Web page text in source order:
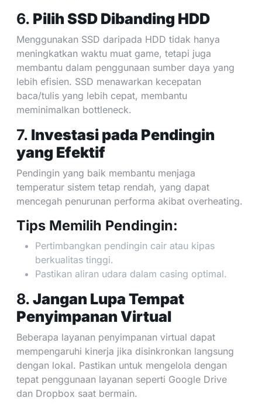
6. Pilih SSD Dibanding HDD
Menggunakan SSD daripada HDD tidak hanya
meningkatkan waktu muat game, tetapi juga
membantu dalam penggunaan sumber daya yang
lebih efisien. SSD menawarkan kecepatan
baca/tulis yang lebih cepat, membantu
meminimalkan bottleneck.
7. Investasi pada Pendingin
yang Efektif
Pendingin yang baik membantu menjaga
temperatur sistem tetap rendah, yang dapat
mencegah penurunan performa akibat overheating.
Tips Memilih Pendingin:
Pertimbangkan pendingin cair atau kipas
berkualitas tinggi.
Pastikan aliran udara dalam casing optimal.
8. Jangan Lupa Tempat
Penyimpanan Virtual
Beberapa layanan penyimpanan virtual dapat
mempengaruhi kinerja jika disinkronkan langsung
dengan lokal. Pastikan untuk mengelola dengan
tepat penggunaan layanan seperti Google Drive
dan Dropbox saat bermain.